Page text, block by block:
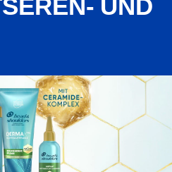
UND